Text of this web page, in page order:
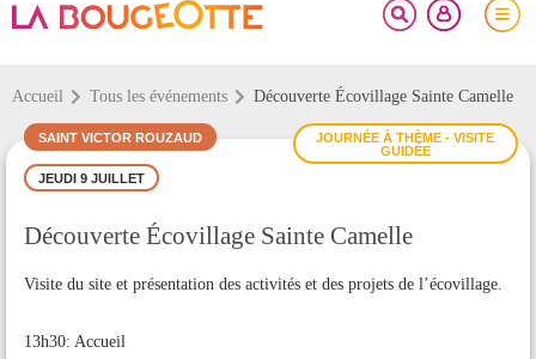
Accueil Tous les événements Découverte Écovillage Sainte Camelle
JOURNÉE À THÈME - VISITE
GUIDÉE
SAINT VICTOR ROUZAUD
JEUDI 9 JUILLET
Découverte Écovillage Sainte Camelle
Visite du site et présentation des activités et des projets de l’écovillage.
13h30: Accueil